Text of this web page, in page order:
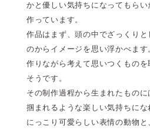
かと優しい気持ちになってもら
作っています。
作品はまず、頭の中でざっくり
のからイメージを思い浮かべます
作りながら考えて思いつくものを
そうです。
その制作過程から生まれたもの
掴まれるような楽しい気持ちにな
にっこり可愛らしい表情の動物